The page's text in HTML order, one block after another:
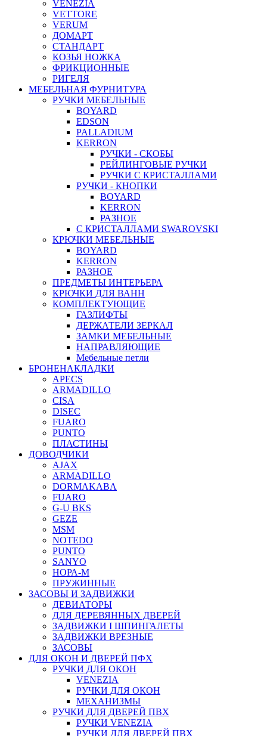
VENEZIA
VETTORE
VERUM
ДОМАРТ
СТАНДАРТ
КОЗЬЯ НОЖКА
ФРИКЦИОННЫЕ
РИГЕЛЯ
МЕБЕЛЬНАЯ ФУРНИТУРА
РУЧКИ МЕБЕЛЬНЫЕ
BOYARD
EDSON
PALLADIUM
KERRON
РУЧКИ - СКОБЫ
РЕЙЛИНГОВЫЕ РУЧКИ
РУЧКИ С КРИСТАЛЛАМИ
РУЧКИ - КНОПКИ
BOYARD
KERRON
РАЗНОЕ
С КРИСТАЛЛАМИ SWAROVSKI
КРЮЧКИ МЕБЕЛЬНЫЕ
BOYARD
KERRON
РАЗНОЕ
ПРЕДМЕТЫ ИНТЕРЬЕРА
КРЮЧКИ ДЛЯ ВАНН
КОМПЛЕКТУЮЩИЕ
ГАЗЛИФТЫ
ДЕРЖАТЕЛИ ЗЕРКАЛ
ЗАМКИ МЕБЕЛЬНЫЕ
НАПРАВЛЯЮЩИЕ
Мебельные петли
БРОНЕНАКЛАДКИ
APECS
ARMADILLO
CISA
DISEC
FUARO
PUNTO
ПЛАСТИНЫ
ДОВОДЧИКИ
AJAX
ARMADILLO
DORMAKABA
FUARO
G-U BKS
GEZE
MSM
NOTEDO
PUNTO
SANYO
НОРА-М
ПРУЖИННЫЕ
ЗАСОВЫ И ЗАДВИЖКИ
ДЕВИАТОРЫ
ДЛЯ ДЕРЕВЯННЫХ ДВЕРЕЙ
ЗАДВИЖКИ I ШПИНГАЛЕТЫ
ЗАДВИЖКИ ВРЕЗНЫЕ
ЗАСОВЫ
ДЛЯ ОКОН И ДВЕРЕЙ ПФХ
РУЧКИ ДЛЯ ОКОН
VENEZIA
РУЧКИ ДЛЯ ОКОН
МЕХАНИЗМЫ
РУЧКИ ДЛЯ ДВЕРЕЙ ПВХ
РУЧКИ VENEZIA
РУЧКИ ДЛЯ ДВЕРЕЙ ПВХ